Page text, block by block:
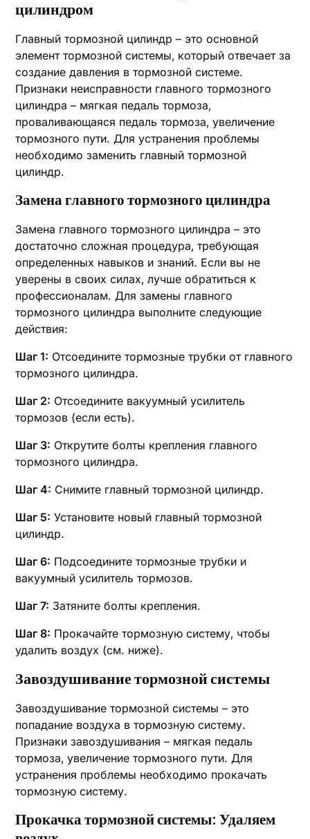
цилиндром
Главный тормозной цилиндр – это основной
элемент тормозной системы‚ который отвечает за
создание давления в тормозной системе.
Признаки неисправности главного тормозного
цилиндра – мягкая педаль тормоза‚
проваливающаяся педаль тормоза‚ увеличение
тормозного пути. Для устранения проблемы
необходимо заменить главный тормозной
цилиндр.
Замена главного тормозного цилиндра
Замена главного тормозного цилиндра – это
достаточно сложная процедура‚ требующая
определенных навыков и знаний. Если вы не
уверены в своих силах‚ лучше обратиться к
профессионалам. Для замены главного
тормозного цилиндра выполните следующие
действия:
Шаг 1: Отсоедините тормозные трубки от главного
тормозного цилиндра.
Шаг 2: Отсоедините вакуумный усилитель
тормозов (если есть).
Шаг 3: Открутите болты крепления главного
тормозного цилиндра.
Шаг 4: Снимите главный тормозной цилиндр.
Шаг 5: Установите новый главный тормозной
цилиндр.
Шаг 6: Подсоедините тормозные трубки и
вакуумный усилитель тормозов.
Шаг 7: Затяните болты крепления.
Шаг 8: Прокачайте тормозную систему‚ чтобы
удалить воздух (см. ниже).
Завоздушивание тормозной системы
Завоздушивание тормозной системы – это
попадание воздуха в тормозную систему.
Признаки завоздушивания – мягкая педаль
тормоза‚ увеличение тормозного пути. Для
устранения проблемы необходимо прокачать
тормозную систему.
Прокачка тормозной системы: Удаляем